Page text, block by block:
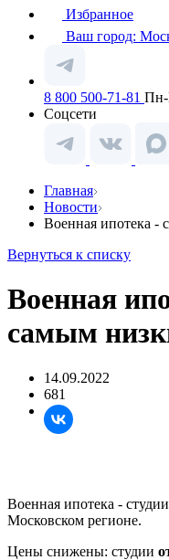
Избранное
Ваш город:
8 800 500-71-81 Пн-
Соцсети
Главная
Новости
Военная ипотека -
Вернуться к списку
Военная
самым
14.09.2022
681
Военная ипотека -
Московском регионе.
Цены снижены: cтудии